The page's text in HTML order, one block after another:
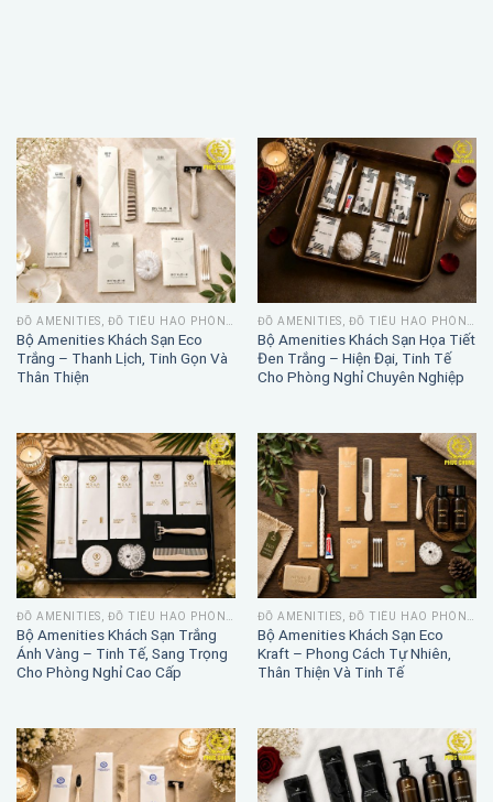
Bộ Amenities Khách Sạn Eco
Trắng – Thanh Lịch, Tinh Gọn Và
Thân Thiện
Bộ Amenities Khách Sạn Họa Tiết
Đen Trắng – Hiện Đại, Tinh Tế
Cho Phòng Nghỉ Chuyên Nghiệp
Bộ Amenities Khách Sạn Trắng
Ánh Vàng – Tinh Tế, Sang Trọng
Cho Phòng Nghỉ Cao Cấp
Bộ Amenities Khách Sạn Eco
Kraft – Phong Cách Tự Nhiên,
Thân Thiện Và Tinh Tế